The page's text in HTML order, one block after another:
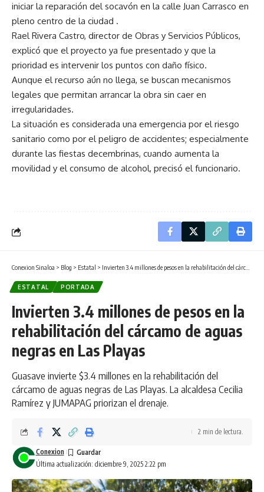
iniciar la reparación del socavón en la calle Juan Carrasco en
pleno centro de la ciudad .
Rael Rivera Castro, director de Obras y Servicios Públicos,
explicó que el proyecto ya fue presentado y que la
prioridad es intervenir los puntos con daño físico.
Aunque el recurso aún no llega, se buscan mecanismos
legales que permitan arrancar la obra sin caer en
irregularidades.
La situación es considerada una emergencia por el riesgo
sanitario como por el peligro de accidentes; especialmente
durante las fiestas decembrinas, cuando aumenta la
movilidad y el consumo de alcohol, precisó el funcionario.
Conexion Sinaloa > Blog > Estatal > Invierten 3.4 millones de pesos en la rehabilitación del cárcamo de aguas negras en Las Playas
ESTATAL PORTADA
Invierten 3.4 millones de pesos en la
rehabilitación del cárcamo de aguas
negras en Las Playas
Guasave invierte $3.4 millones en la rehabilitación del
cárcamo de aguas negras de Las Playas. La alcaldesa Cecilia
Ramírez y JUMAPAG priorizan el drenaje.
Última actualización: diciembre 9, 2025 2:22 pm
Conexion
2 min de lectura.